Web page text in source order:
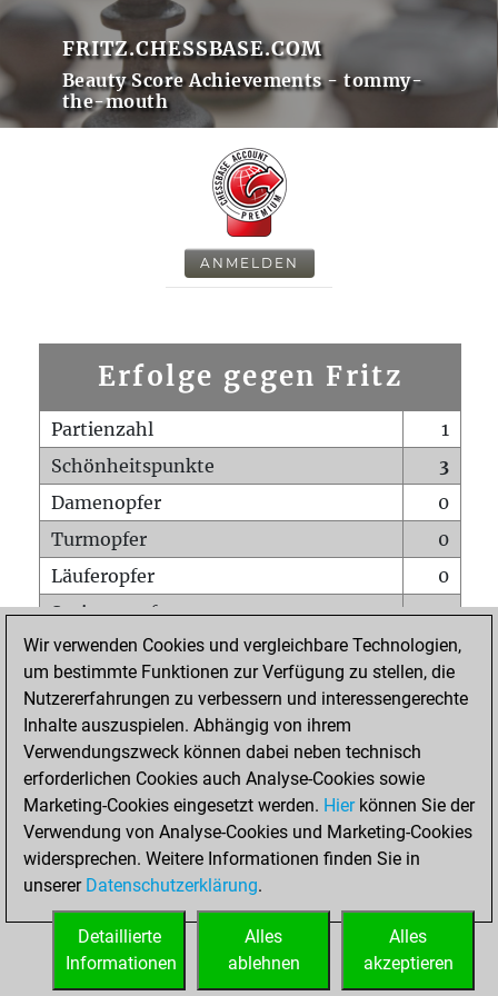
FRITZ.CHESSBASE.COM
Beauty Score Achievements - tommy-
the-mouth
ANMELDEN
Erfolge gegen Fritz
Partienzahl
1
Schönheitspunkte
3
Damenopfer
0
Turmopfer
0
Läuferopfer
0
Springeropfer
0
Bauernopfer
0
Matt auf vollem Brett
0
Bauer setzt Matt
Erstickte Matts
Unterverwandlungen
0
Türme auf der siebten
0
STARTSEITE
Wir verwenden Cookies und vergleichbare Technologien,
um bestimmte Funktionen zur Verfügung zu stellen, die
Nutzererfahrungen zu verbessern und interessengerechte
Inhalte auszuspielen. Abhängig von ihrem
Verwendungszweck können dabei neben technisch
erforderlichen Cookies auch Analyse-Cookies sowie
Marketing-Cookies eingesetzt werden. Hierkönnen Sie der
Verwendung von Analyse-Cookies und Marketing-Cookies
widersprechen. Weitere Informationen finden Sie in
unserer Datenschutzerklärung.
Alles
akzeptieren
Alles
ablehnen
Detaillierte
Informationen